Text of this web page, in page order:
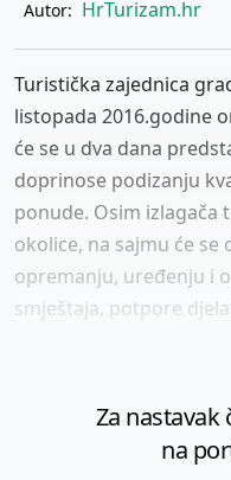
Autor: HrTurizam.hr
Turistička zajednica
listopada 2016.godine
će se u dva dana
doprinose podizanju
ponude. Osim izlagača
okolice, na sajmu će
opremanju, uređenju i
smještaja, potpore
Za nastavak
na